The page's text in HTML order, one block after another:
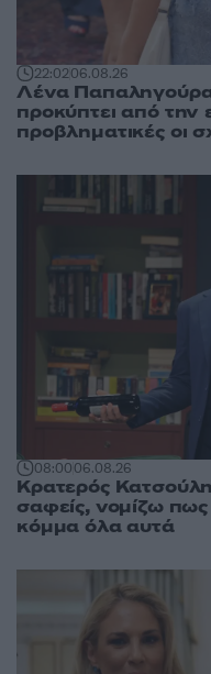
22:0206.08.26
Λένα
προκύπτει από την
προβληματικές οι
08:0006.08.26
Κρατερός
σαφείς, νομίζω
κόμμα όλα αυτά